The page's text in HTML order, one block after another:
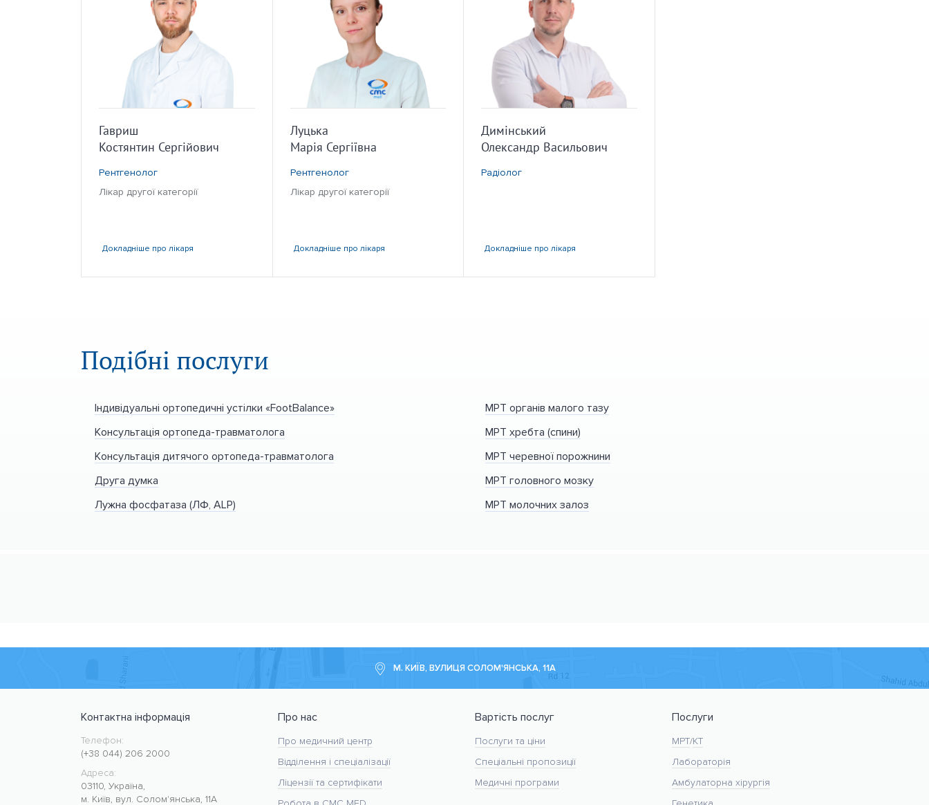
Гавриш
Костянтин Сергійович
Рентгенолог
Лікар другої категорії
Докладніше про лікаря
Луцька
Марія Сергіївна
Рентгенолог
Лікар другої категорії
Докладніше про лікаря
Димінський
Олександр Васильович
Радіолог
Докладніше про лікаря
Подібні послуги
Індивідуальні ортопедичні устілки «FootBalance»
Консультація ортопеда-травматолога
Консультація дитячого ортопеда-травматолога
Друга думка
Лужна фосфатаза (ЛФ, ALP)
МРТ органів малого тазу
МРТ хребта (спини)
МРТ черевної порожнини
МРТ головного мозку
МРТ молочних залоз
М. КИЇВ, ВУЛИЦЯ СОЛОМ'ЯНСЬКА, 11А
Контактна інформація
Медичний центр CMC MED
https://cmcmed.clinic
Телефон:
(+38 044) 206 2000
Адреса:
03110, Україна,
м. Київ, вул. Солом'янська, 11А
Про нас
Про медичний центр
Відділення і спеціалізації
Ліцензії та сертифікати
Вартість послуг
Послуги та ціни
Спеціальні пропозиції
Медичні програми
Послуги
МРТ/KT
Лабораторія
Амбулаторна хірургія